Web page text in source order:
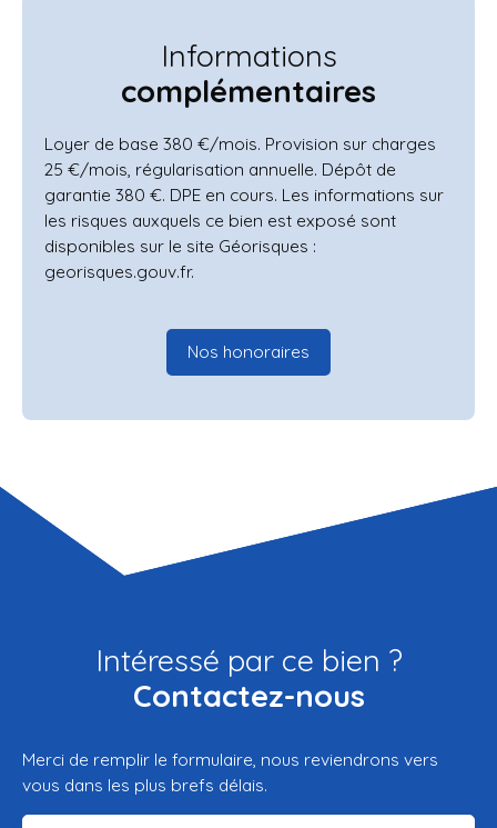
Informations
complémentaires
Loyer de base 380 €/mois. Provision sur charges
25 €/mois, régularisation annuelle. Dépôt de
garantie 380 €. DPE en cours. Les informations sur
les risques auxquels ce bien est exposé sont
disponibles sur le site Géorisques :
georisques.gouv.fr.
Nos honoraires
Intéressé par ce bien ?
Contactez-nous
Merci de remplir le formulaire, nous reviendrons vers
vous dans les plus brefs délais.